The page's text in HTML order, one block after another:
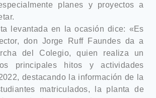
planes y proyectos a
levantada en la ocasión dice: «Es
don Jorge Ruff Faundes da a
del Colegio, quien realiza un
principales hitos y actividades
destacando la información de la
matriculados, la planta de